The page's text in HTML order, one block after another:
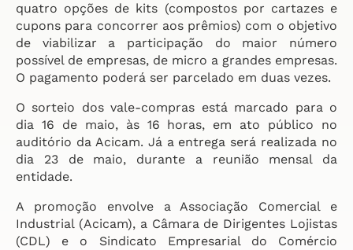
quatro opções de kits (compostos por cartazes e
cupons para concorrer aos prêmios) com o objetivo
de viabilizar a participação do maior número
possível de empresas, de micro a grandes empresas.
O pagamento poderá ser parcelado em duas vezes.
O sorteio dos vale-compras está marcado para o
dia 16 de maio, às 16 horas, em ato público no
auditório da Acicam. Já a entrega será realizada no
dia 23 de maio, durante a reunião mensal da
entidade.
A promoção envolve a Associação Comercial e
Industrial (Acicam), a Câmara de Dirigentes Lojistas
(CDL) e o Sindicato Empresarial do Comércio